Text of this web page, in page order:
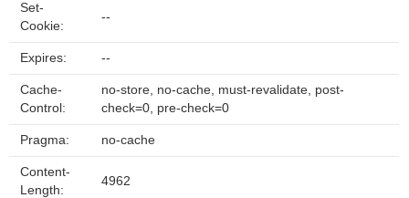
Set-
Cookie:
--
Expires: --
Cache-
Control:
no-store, no-cache, must-revalidate, post-
check=0, pre-check=0
Pragma: no-cache
Content-
Length:
4962